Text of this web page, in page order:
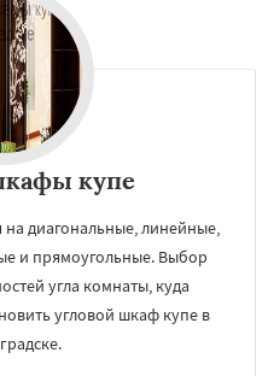
купе
диагональные, линейные,
и прямоугольные. Выбор
угла комнаты, куда
угловой шкаф купе в